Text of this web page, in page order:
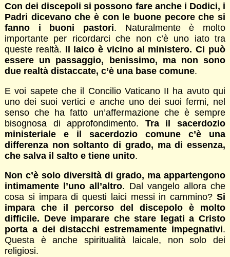
Con dei discepoli si possono fare anche i Dodici, i
Padri dicevano che è con le buone pecore che si
fanno i buoni pastori. Naturalmente è molto
importante per ricordarci che non c’è uno iato tra
queste realtà. Il laico è vicino al ministero. Ci può
essere un passaggio, benissimo, ma non sono
due realtà distaccate, c’è una base comune.
E voi sapete che il Concilio Vaticano II ha avuto qui
uno dei suoi vertici e anche uno dei suoi fermi, nel
senso che ha fatto un’affermazione che è sempre
bisognosa di approfondimento. Tra il sacerdozio
ministeriale e il sacerdozio comune c’è una
differenza non soltanto di grado, ma di essenza,
che salva il salto e tiene unito.
Non c’è solo diversità di grado, ma appartengono
intimamente l’uno all’altro. Dal vangelo allora che
cosa si impara di questi laici messi in cammino?Si
impara che il percorso del discepolo è molto
difficile. Deve imparare che stare legati a Cristo
porta a dei distacchi estremamente impegnativi.
Questa è anche spiritualità laicale, non solo dei
religiosi.